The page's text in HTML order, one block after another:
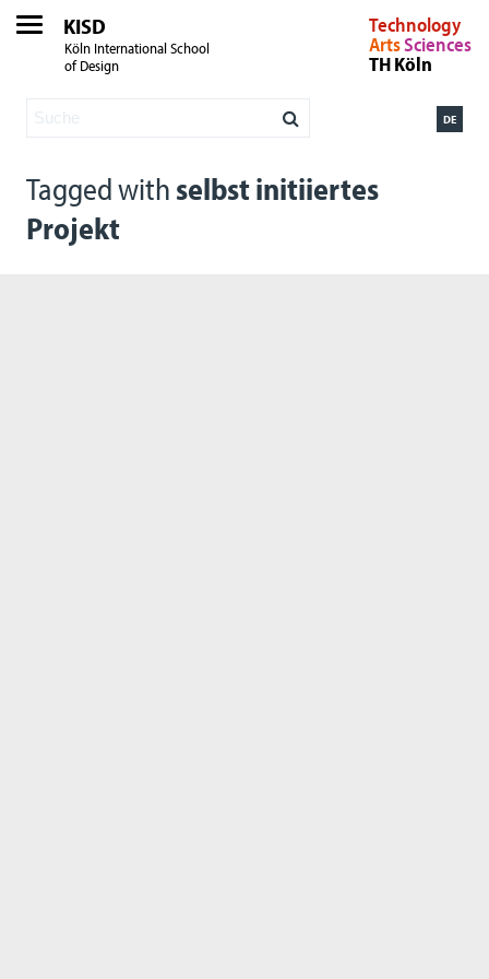
KISD
Köln International School
of Design
Technology
ArtsSciences
TH Köln
DE
Tagged with selbst initiiertes
Projekt